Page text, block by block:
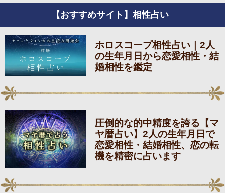
【おすすめサイト】相性占い
ホロスコープ相性占い｜2人
の生年月日から恋愛相性・結
婚相性を鑑定
圧倒的な的中精度を誇る【マ
ヤ暦占い】2人の生年月日で
恋愛相性・結婚相性、恋の転
機を精密に占います